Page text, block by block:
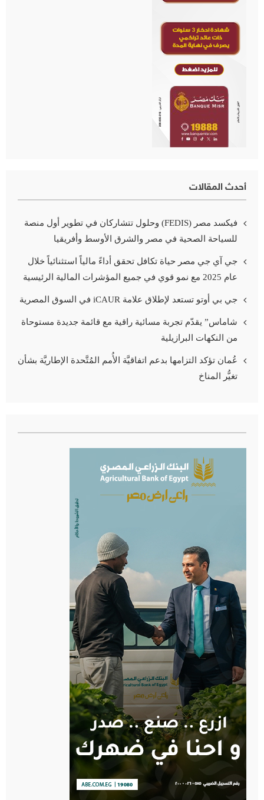
أحدث المقالات
فيكسد مصر (FEDIS) وحلول تتشاركان في تطوير أول منصة
للسياحة الصحية في مصر والشرق الأوسط وأفريقيا
جي آي جي مصر حياة تكافل تحقق أداءً مالياً استثنائياً خلال
عام 2025 مع نمو قوي في جميع المؤشرات المالية الرئيسية
جي بي أوتو تستعد لإطلاق علامة iCAUR في السوق المصرية
شاماس” يقدّم تجربة مسائية راقية مع قائمة جديدة مستوحاة
من النكهات البرازيلية
عُمان تؤكد التزامها بدعم اتفاقيَّة الأُمم المُتَّحدة الإطاريَّة بشأن
تغيُّر المناخ